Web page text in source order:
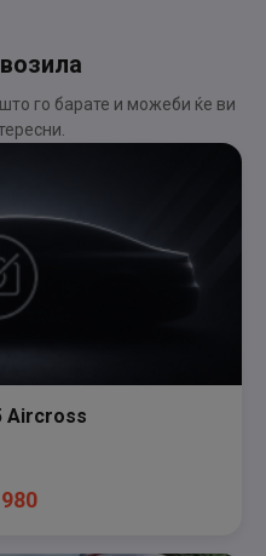
го барате и можеби ќе ви
Aircross